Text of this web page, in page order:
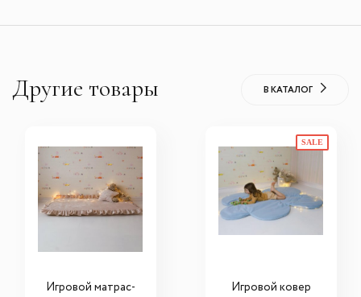
Другие товары В КАТАЛОГ
Игровой матрас-
SALE
Игровой ковер